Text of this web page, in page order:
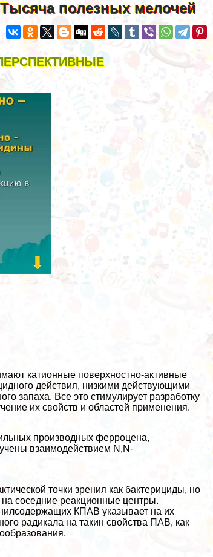
Тысяча полезных мелочей
катионные поверхностно-активные
действия, низкими действующими
запаха. Все это стимулирует разработку
их свойств и областей применения.
производных ферроцена,
взаимодействием N,N-
точки зрения как бактерициды, но
соседние реакционные центры.
КПАВ указывает на их
радикала на такин свойства ПАВ, как